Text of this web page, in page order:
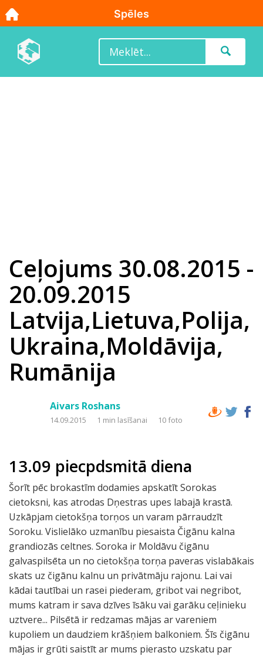
Ceļojums 30.08.2015 -
20.09.2015
Latvija,Lietuva,Polija,
Ukraina,Moldāvija,
Rumānija
Aivars Roshans
14.09.2015 1 min lasīšanai 10 foto
13.09 piecpdsmitā diena
Šorīt pēc brokastīm dodamies apskatīt Sorokas
cietoksni, kas atrodas Dņestras upes labajā krastā.
Uzkāpjam cietokšņa torņos un varam pārraudzīt
Soroku. Vislielāko uzmanību piesaista Čigānu kalna
grandiozās celtnes. Soroka ir Moldāvu čigānu
galvaspilsēta un no cietokšņa torņa paveras vislabākais
skats uz čigānu kalnu un privātmāju rajonu. Lai vai
kādai tautībai un rasei piederam, gribot vai negribot,
mums katram ir sava dzīves īsāku vai garāku ceļinieku
uztvere... Pilsētā ir redzamas mājas ar vareniem
kupoliem un daudziem krāšņiem balkoniem. Šīs čigānu
mājas ir grūti saistīt ar mums pierasto uzskatu par